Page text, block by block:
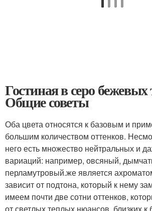
Гостиная в серо бежевых
Общие советы
Оба цвета относятся к базовым и
большим количеством оттенков.
него есть множество нейтральных и
вариаций: например, овсяный,
перламутровый.же является
зависит от подтона, который к нему
имеем почти две сотни оттенков,
от светлых теплых нюансов, близких